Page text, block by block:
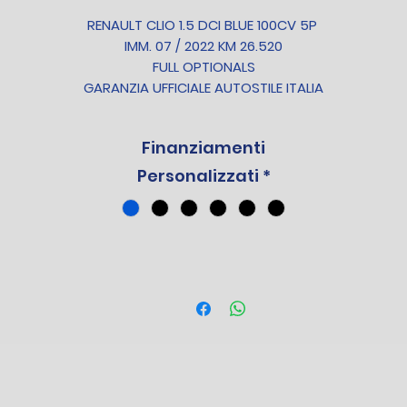
RENAULT CLIO 1.5 DCI BLUE 100CV 5P
IMM. 07 / 2022 KM 26.520
FULL OPTIONALS
GARANZIA UFFICIALE AUTOSTILE ITALIA
* Sconto Promo del mese
* Sconto Rottamazione / Permuta
* Bonus Finanziamento
Finanziamenti
Personalizzati *